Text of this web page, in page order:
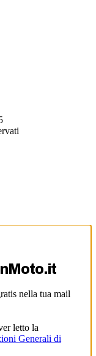
nella tua mail
letto la
Generali di